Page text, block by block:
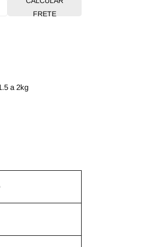
FRETE
a 2kg